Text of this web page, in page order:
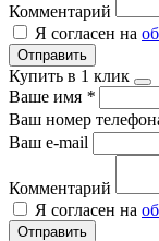
Комментарий
Я согласен на
Отправить
Купить в 1 клик
Ваше имя *
Ваш номер
Ваш e-mail
Комментарий
Я согласен на
Отправить